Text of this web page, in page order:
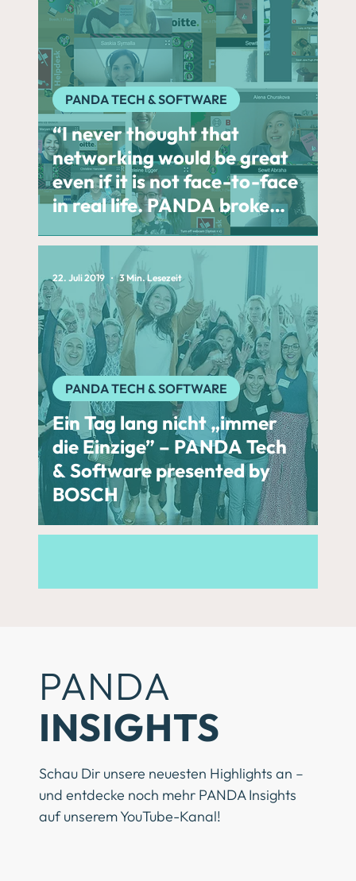
“I never thought that
networking would be great
even if it is not face-to-face
in real life. PANDA broke
that stereotype!” – PANDA
Tech & Software presented
by Bosch
PANDA TECH & SOFTWARE
Ein Tag lang nicht „immer
die Einzige” – PANDA Tech
& Software presented by
BOSCH
PANDA TECH & SOFTWARE
22. Juli 2019 3 Min. Lesezeit
PANDA
INSIGHTS
Schau Dir unsere neuesten Highlights an –
und entdecke noch mehr PANDA Insights
auf unserem YouTube-Kanal!